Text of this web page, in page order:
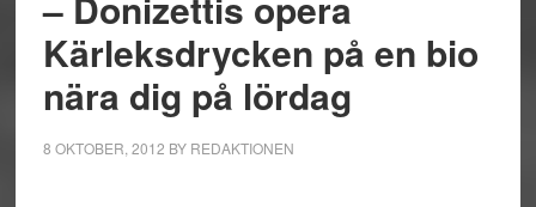
Kärleksdrycken på en bio
nära dig på lördag
8 OKTOBER, 2012 BY REDAKTIONEN